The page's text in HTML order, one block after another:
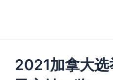
2021加拿大